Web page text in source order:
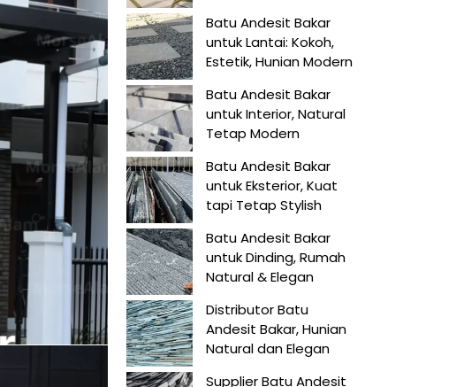
Batu Andesit Bakar
untuk Lantai: Kokoh,
Estetik, Hunian Modern
Batu Andesit Bakar
untuk Interior, Natural
Tetap Modern
Batu Andesit Bakar
untuk Eksterior, Kuat
tapi Tetap Stylish
Batu Andesit Bakar
untuk Dinding, Rumah
Natural & Elegan
Distributor Batu
Andesit Bakar, Hunian
Natural dan Elegan
Supplier Batu Andesit